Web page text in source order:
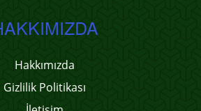
Hakkımızda
Gizlilik Politikası